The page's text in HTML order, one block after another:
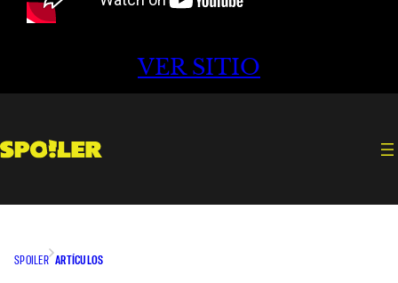
VER SITIO
SPOILER ARTÍCULOS